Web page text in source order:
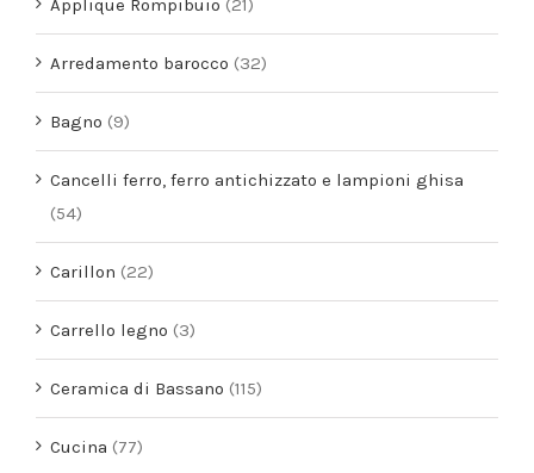
Applique Rompibuio (21)
Arredamento barocco (32)
Bagno (9)
Cancelli ferro, ferro antichizzato e lampioni ghisa
(54)
Carillon (22)
Carrello legno (3)
Ceramica di Bassano (115)
Cucina (77)